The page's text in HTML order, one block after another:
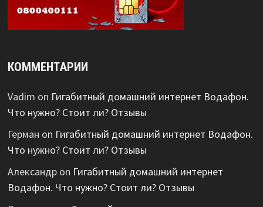
КОММЕНТАРИИ
Vadim on Гигабитный домашний интернет Водафон.
Что нужно? Стоит ли? Отзывы
Герман on Гигабитный домашний интернет Водафон.
Что нужно? Стоит ли? Отзывы
Александрon Гигабитный домашний интернет
Водафон. Что нужно? Стоит ли? Отзывы